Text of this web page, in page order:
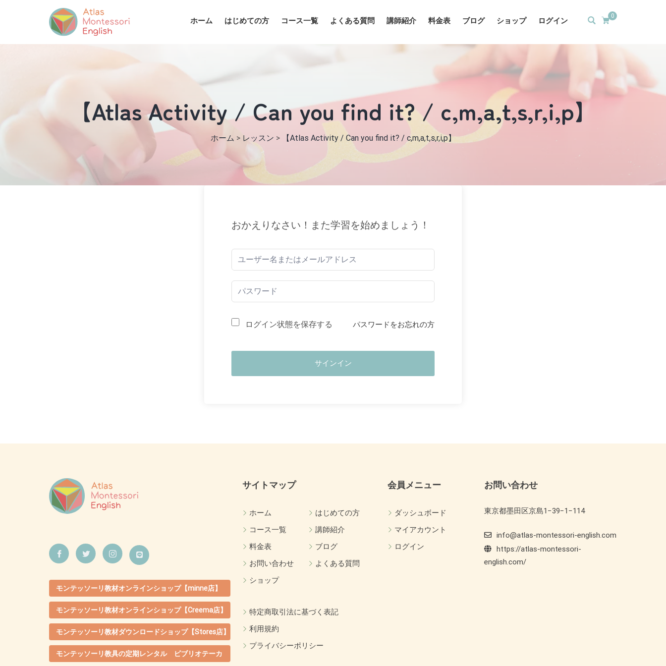
0
ホーム はじめての方 コース一覧 よくある質問 講師紹介 料金表 ブログ ショップ ログイン
【Atlas Activity / Can you find it? / c,m,a,t,s,r,i,p】
ホーム > レッスン > 【Atlas Activity / Can you find it? / c,m,a,t,s,r,i,p】
おかえりなさい！また学習を始めましょう！
ログイン状態を保存する パスワードをお忘れの方
サインイン
モンテッソーリ教材オンラインショップ【minne店】
モンテッソーリ教材オンラインショップ【Creema店】
モンテッソーリ教材ダウンロードショップ【Stores店】
モンテッソーリ教具の定期レンタル ビブリオテーカ
サイトマップ
ホーム
はじめての方
コース一覧
講師紹介
料金表
ブログ
お問い合わせ
よくある質問
ショップ
特定商取引法に基づく表記
利用規約
プライバシーポリシー
会員メニュー
ダッシュボード
マイアカウント
ログイン
お問い合わせ
東京都墨田区京島1−39−1−114
info@atlas-montessori-english.com
https://atlas-montessori-
english.com/